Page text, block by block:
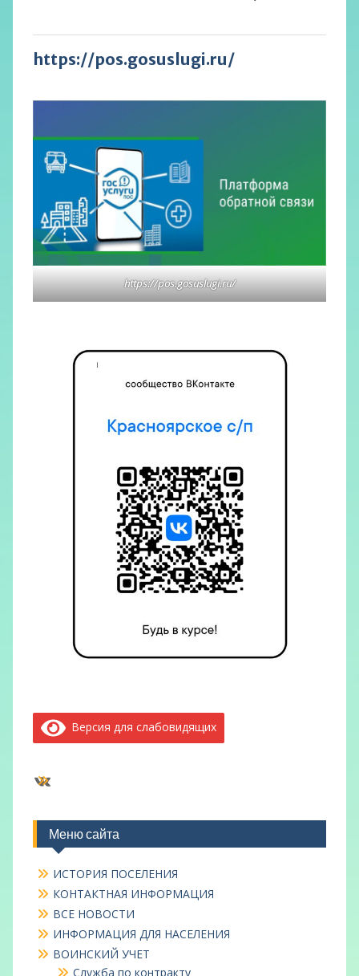
https://pos.gosuslugi.ru/
https://pos.gosuslugi.ru/
Версия для слабовидящих
ВКонтакте
Меню сайта
ИСТОРИЯ ПОСЕЛЕНИЯ
КОНТАКТНАЯ ИНФОРМАЦИЯ
ВСЕ НОВОСТИ
ИНФОРМАЦИЯ ДЛЯ НАСЕЛЕНИЯ
ВОИНСКИЙ УЧЕТ
Служба по контракту